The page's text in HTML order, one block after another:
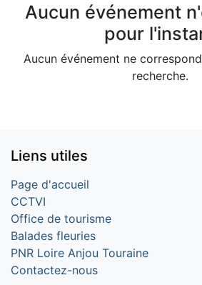
Aucun événement
pour
Aucun événement ne
recherche.
Liens utiles
Page d'accueil
CCTVI
Office de tourisme
Balades fleuries
PNR Loire Anjou Touraine
Contactez-nous